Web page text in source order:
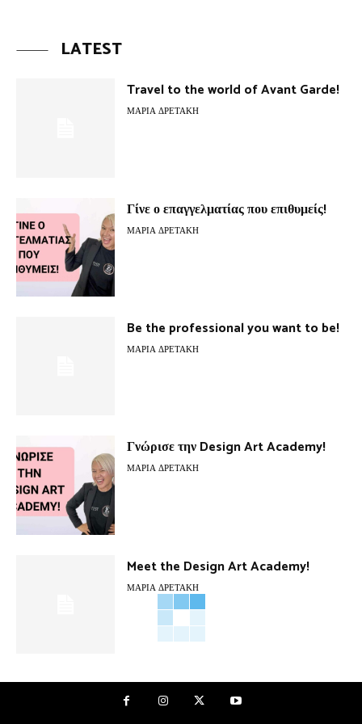
LATEST
Travel to the world of Avant Garde!
ΜΑΡΊΑ ΔΡΕΤΆΚΗ
Γίνε ο επαγγελματίας που επιθυμείς!
ΜΑΡΊΑ ΔΡΕΤΆΚΗ
Be the professional you want to be!
ΜΑΡΊΑ ΔΡΕΤΆΚΗ
Γνώρισε την Design Art Academy!
ΜΑΡΊΑ ΔΡΕΤΆΚΗ
Meet the Design Art Academy!
ΜΑΡΊΑ ΔΡΕΤΆΚΗ